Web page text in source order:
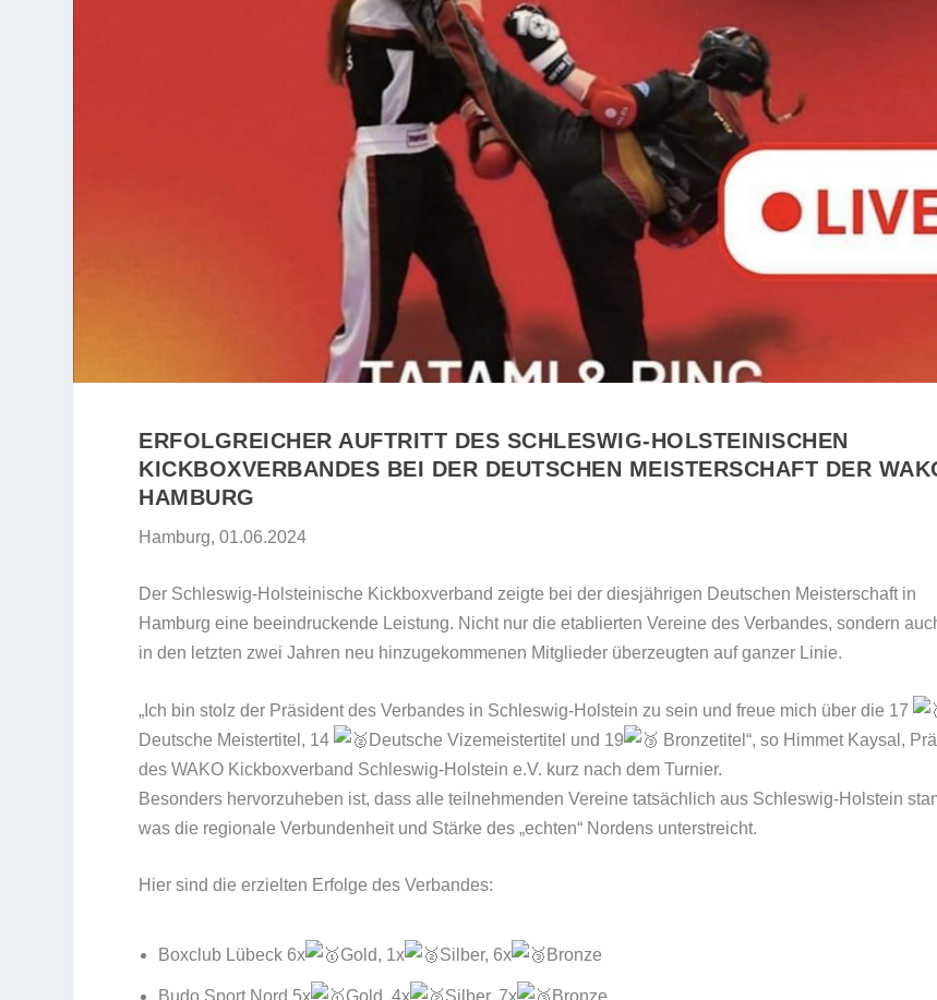
ERFOLGREICHER AUFTRITT DES SCHLESWIG-HOLSTEINISCHEN
KICKBOXVERBANDES BEI DER DEUTSCHEN MEISTERSCHAFT DER
HAMBURG
Hamburg, 01.06.2024
Der Schleswig-Holsteinische Kickboxverband zeigte bei der diesjährigen Deutschen Meisterschaft in
Hamburg eine beeindruckende Leistung. Nicht nur die etablierten Vereine des Verbandes, sondern
in den letzten zwei Jahren neu hinzugekommenen Mitglieder überzeugten auf ganzer Linie.
„Ich bin stolz der Präsident des Verbandes in Schleswig-Holstein zu sein und freue mich über die 17
Deutsche Meistertitel, 14
Deutsche Vizemeistertitel und 19
Bronzetitel“, so Himmet Kaysal,
des WAKO Kickboxverband Schleswig-Holstein e.V. kurz nach dem Turnier.
Besonders hervorzuheben ist, dass alle teilnehmenden Vereine tatsächlich aus Schleswig-Holstein
was die regionale Verbundenheit und Stärke des „echten“ Nordens unterstreicht.
Hier sind die erzielten Erfolge des Verbandes:
Boxclub Lübeck 6x Gold, 1x Silber, 6x Bronze